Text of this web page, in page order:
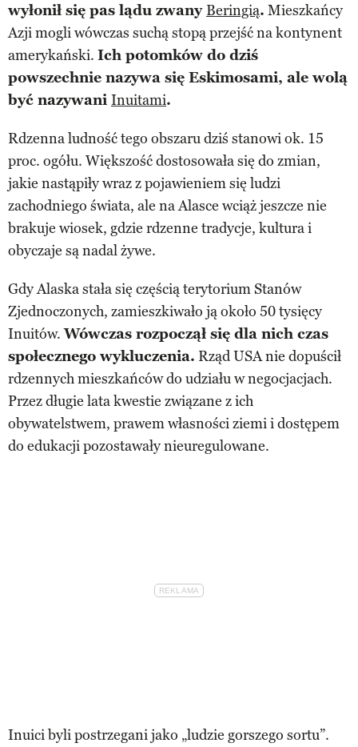
wyłonił się pas lądu zwanyBeringią. Mieszkańcy
Azji mogli wówczas suchą stopą przejść na kontynent
amerykański. Ich potomków do dziś
powszechnie nazywa się Eskimosami, ale wolą
być nazywani Inuitami.
Rdzenna ludność tego obszaru dziś stanowi ok. 15
proc. ogółu. Większość dostosowała się do zmian,
jakie nastąpiły wraz z pojawieniem się ludzi
zachodniego świata, ale na Alasce wciąż jeszcze nie
brakuje wiosek, gdzie rdzenne tradycje, kultura i
obyczaje są nadal żywe.
Gdy Alaska stała się częścią terytorium Stanów
Zjednoczonych, zamieszkiwało ją około 50 tysięcy
Inuitów.Wówczas rozpoczął się dla nich czas
społecznego wykluczenia. Rząd USA nie dopuścił
rdzennych mieszkańców do udziału w negocjacjach.
Przez długie lata kwestie związane z ich
obywatelstwem, prawem własności ziemi i dostępem
do edukacji pozostawały nieuregulowane.
Inuici byli postrzegani jako „ludzie gorszego sortu”.